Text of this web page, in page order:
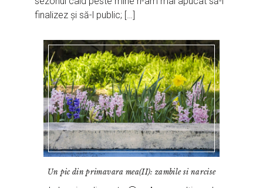
finalizez și să-l public; […]
Un pic din primavara mea(II): zambile si narcise